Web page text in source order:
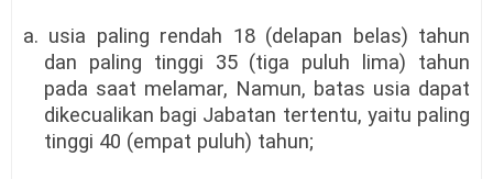
a. usia paling rendah 18 (delapan belas) tahun
dan paling tinggi 35 (tiga puluh lima) tahun
pada saat melamar, Namun, batas usia dapat
dikecualikan bagi Jabatan tertentu, yaitu paling
tinggi 40 (empat puluh) tahun;